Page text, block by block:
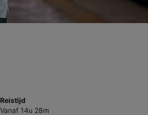
Reistijd
Vanaf 14u 28m